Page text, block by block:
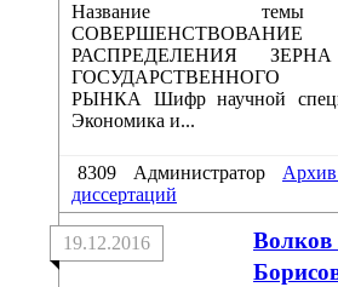
Название темы
РАСПРЕДЕЛЕНИЯ
ГОСУДАРСТВЕННОГО
РЫНКА Шифр научной
Экономика и...
8309 Администратор
диссертаций
Волков
19.12.2016